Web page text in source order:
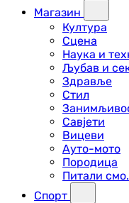
Магазин
Култура
Сцена
Наука и
Љубав и
Здравље
Стил
Савјети
Вицеви
Ауто-мото
Породица
Питали
Спорт